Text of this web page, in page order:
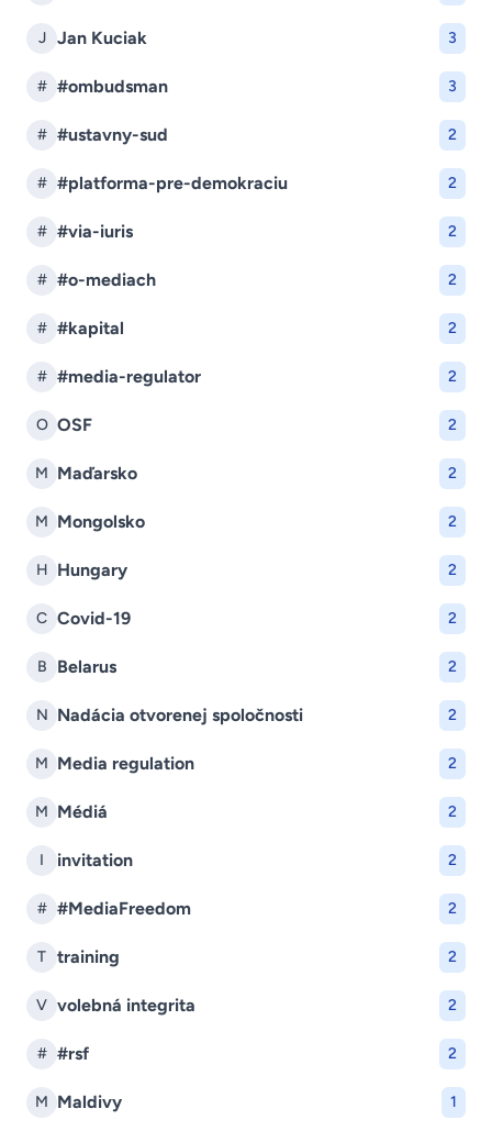
J Jan Kuciak 3
# #ombudsman 3
# #ustavny-sud 2
# #platforma-pre-demokraciu 2
# #via-iuris 2
# #o-mediach 2
# #kapital 2
# #media-regulator 2
O OSF 2
M Maďarsko 2
M Mongolsko 2
H Hungary 2
C Covid-19 2
B Belarus 2
N Nadácia otvorenej spoločnosti 2
M Media regulation 2
M Médiá 2
I invitation 2
# #MediaFreedom 2
T training 2
V volebná integrita 2
# #rsf 2
M Maldivy 1